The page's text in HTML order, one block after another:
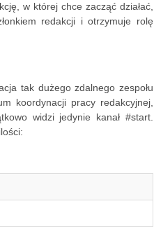
w której chce zacząć działać,
redakcji i otrzymuje rolę
tak dużego zdalnego zespołu
koordynacji pracy redakcyjnej,
widzi jedynie kanał #start.